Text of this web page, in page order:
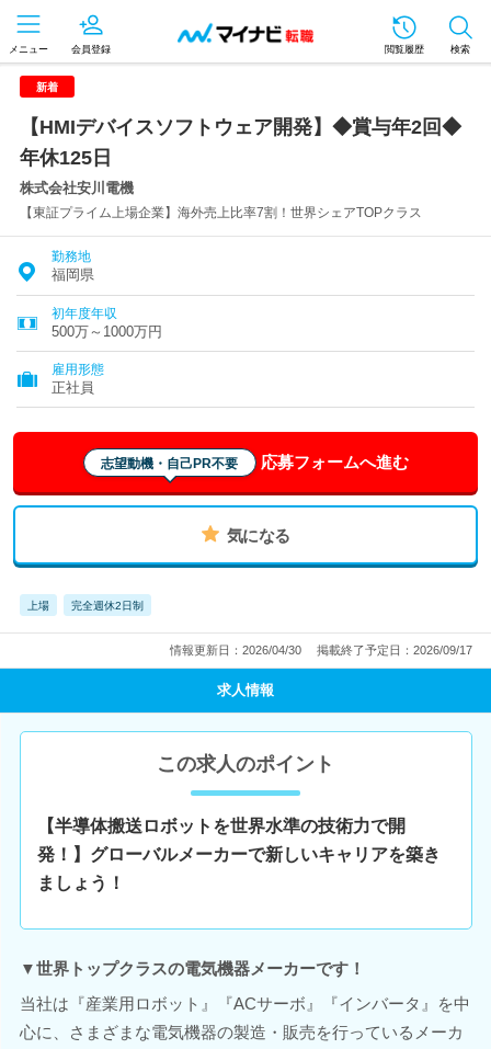
メニュー 会員登録 閲覧履歴 検索
新着
【HMIデバイスソフトウェア開発】◆賞与年2回◆
年休125日
株式会社安川電機
【東証プライム上場企業】海外売上比率7割！世界シェアTOPクラス
勤務地
福岡県
初年度年収
500万～1000万円
雇用形態
正社員
志望動機・自己PR不要 応募フォームへ進む
気になる
上場 完全週休2日制
情報更新日：2026/04/30 掲載終了予定日：2026/09/17
求人情報
この求人のポイント
【半導体搬送ロボットを世界水準の技術力で開
発！】グローバルメーカーで新しいキャリアを築き
ましょう！
▼世界トップクラスの電気機器メーカーです！
当社は『産業用ロボット』『ACサーボ』『インバータ』を中
心に、さまざまな電気機器の製造・販売を行っているメーカ